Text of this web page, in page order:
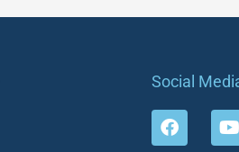
Social
F
a
Y
o